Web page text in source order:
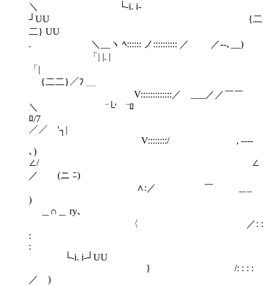
＼ └‐i. i‐
┘UU {二
二} UU
. ＼__ヽ ﾍ:::::: ノ:::::::::: ／ ／--､__)
「| |. |
「|
{二二}／ﾌ ＿
V:::::::::::::／ ___／／￣￣
＼ ¨└' ¨ﾛ
ﾛ/7
／／ '┐|
V::::::::/ , ----
､)
∠/ ∠
／ (ニ ﾆ)
∧:／ ￣ ＿_
＿∩＿ ry､
〈 ／: :
:
└‐i. i‐┘UU
} /: : : :
／